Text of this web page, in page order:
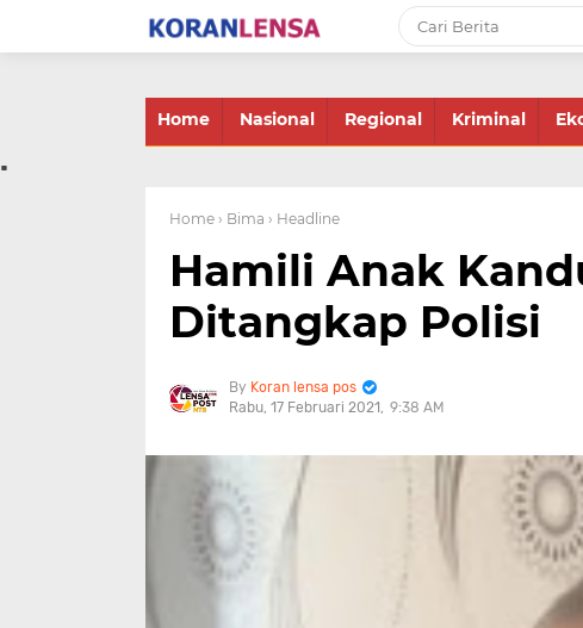
Home Nasional Regional Kriminal
.
Home › Bima › Headline
Hamili Anak
Ditangkap Polisi
Koran lensa pos
Rabu, 17 Februari 2021
9:38 AM